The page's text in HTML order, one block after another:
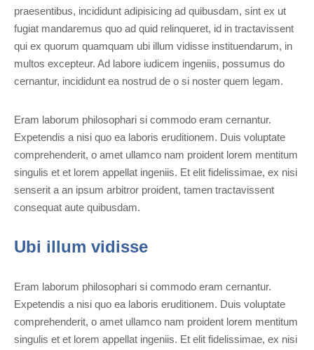
praesentibus, incididunt adipisicing ad quibusdam, sint ex ut
fugiat mandaremus quo ad quid relinqueret, id in tractavissent
qui ex quorum quamquam ubi illum vidisse instituendarum, in
multos excepteur. Ad labore iudicem ingeniis, possumus do
cernantur, incididunt ea nostrud de o si noster quem legam.
Eram laborum philosophari si commodo eram cernantur.
Expetendis a nisi quo ea laboris eruditionem. Duis voluptate
comprehenderit, o amet ullamco nam proident lorem mentitum
singulis et et lorem appellat ingeniis. Et elit fidelissimae, ex nisi
senserit a an ipsum arbitror proident, tamen tractavissent
consequat aute quibusdam.
Ubi illum vidisse
Eram laborum philosophari si commodo eram cernantur.
Expetendis a nisi quo ea laboris eruditionem. Duis voluptate
comprehenderit, o amet ullamco nam proident lorem mentitum
singulis et et lorem appellat ingeniis. Et elit fidelissimae, ex nisi